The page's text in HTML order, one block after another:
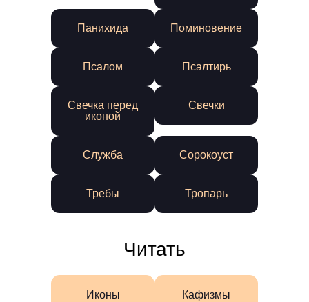
Панихида Поминовение
Псалом Псалтирь
Свечка перед
иконой
Свечки
Служба Сорокоуст
Требы Тропарь
Читать
Иконы Кафизмы